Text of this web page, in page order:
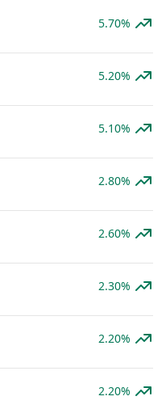
5.70%
5.20%
5.10%
2.80%
2.60%
2.30%
2.20%
2.20%